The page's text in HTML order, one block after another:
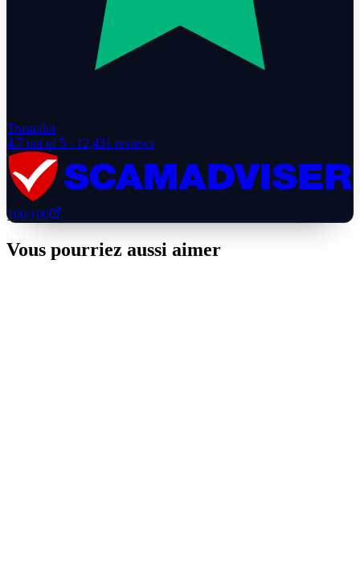
Trustpilot
4.7 out of 5 · 12,431 reviews
100/100
Vous pourriez aussi aimer